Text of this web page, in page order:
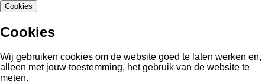
Cookies
Cookies
Wij gebruiken cookies om de website goed te laten werken en,
alleen met jouw toestemming, het gebruik van de website te
meten.